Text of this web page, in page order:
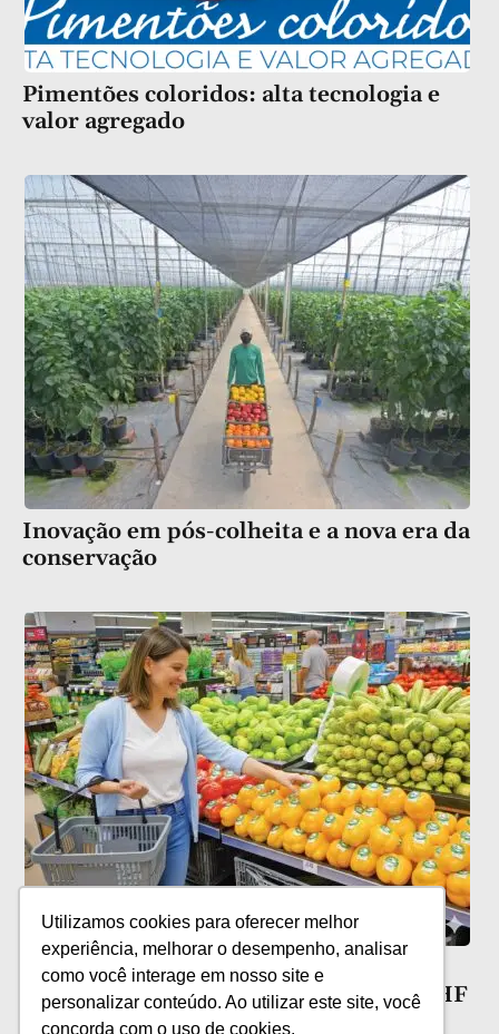
Utilizamos cookies para oferecer melhor
experiência, melhorar o desempenho, analisar
como você interage em nosso site e
personalizar conteúdo. Ao utilizar este site, você
concorda com o uso de cookies.
Pimentões coloridos: alta tecnologia e
valor agregado
Inovação em pós-colheita e a nova era da
conservação
Películas comestíveis: novas
possibilidades para a conservação de HF